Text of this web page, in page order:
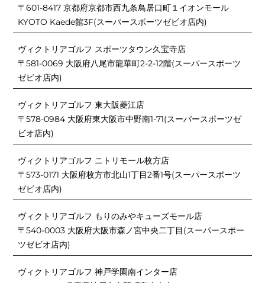
〒601-8417 京都府京都市西九条鳥居口町１イオンモール
KYOTO Kaede館3F(スーパースポーツゼビオ店内)
ヴィクトリアゴルフ スポーツタウン久宝寺店
〒581-0069 大阪府八尾市龍華町2-2-12階(スーパースポーツ
ゼビオ店内)
ヴィクトリアゴルフ 東大阪菱江店
〒578-0984 大阪府東大阪市中野南1-71(スーパースポーツゼ
ビオ店内)
ヴィクトリアゴルフ ニトリモール枚方店
〒573-0171 大阪府枚方市北山1丁目2番1号(スーパースポーツ
ゼビオ店内)
ヴィクトリアゴルフ もりのみやキューズモール店
〒540-0003 大阪府大阪市森ノ宮中央二丁目(スーパースポー
ツゼビオ店内)
ヴィクトリアゴルフ 神戸学園南インター店